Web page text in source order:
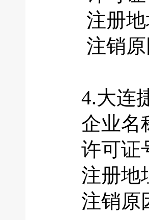
注册地
注销原
4.大连捷
企业名
许可证
注册地
注销原